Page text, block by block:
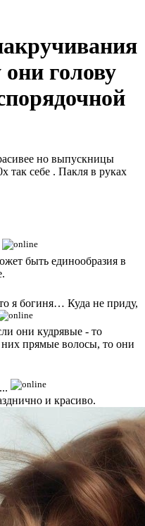
голову
но выпускницы
так себе . Пакля в руках
быть единообразия в
я богиня… Куда не приду,
они кудрявые - то
прямые волосы, то они
и красиво.